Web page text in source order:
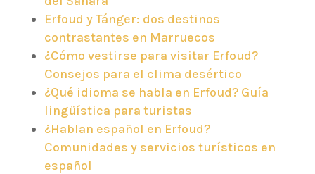
Erfoud y Tánger: dos destinos
contrastantes en Marruecos
¿Cómo vestirse para visitar Erfoud?
Consejos para el clima desértico
¿Qué idioma se habla en Erfoud? Guía
lingüística para turistas
¿Hablan español en Erfoud?
Comunidades y servicios turísticos en
español